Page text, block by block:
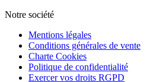
Notre société
Mentions légales
Conditions générales de vente
Charte Cookies
Politique de confidentialité
Exercer vos droits RGPD